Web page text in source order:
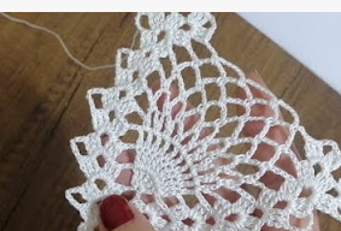
DANTEL VİDEOLARI